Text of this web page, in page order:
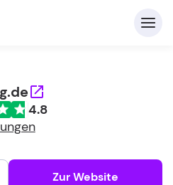
4.8
Zur Website